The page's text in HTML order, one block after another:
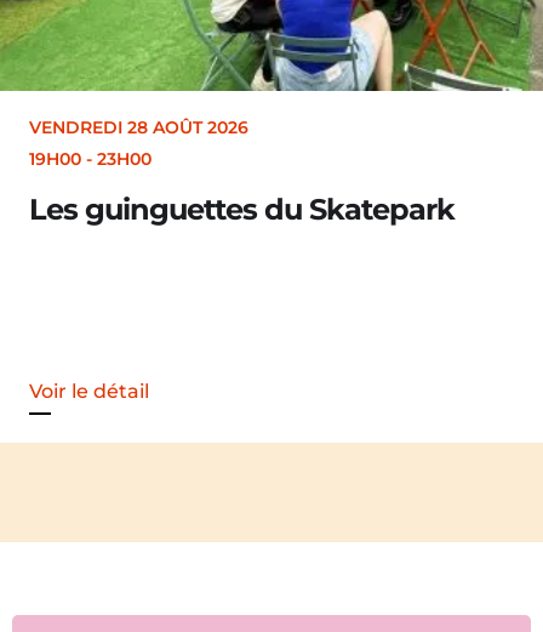
VENDREDI 28 AOÛT 2026
19H00 - 23H00
Les guinguettes du Skatepark
Voir le détail